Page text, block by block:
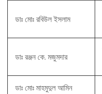
ডাঃ মোঃ রবিউল ইসলাম
ডাঃ রঞ্জন কে. মজুমদার
ডাঃ মোঃ মাহমুদুল আমিন